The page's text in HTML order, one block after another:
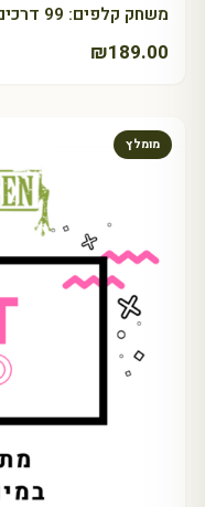
משחק קלפים: 99 דרכים להכיר
₪189.00
מומלץ